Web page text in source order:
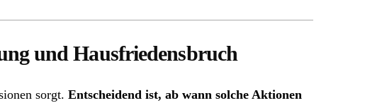
und Hausfriedensbruch
sorgt. Entscheidend ist, ab wann solche Aktionen